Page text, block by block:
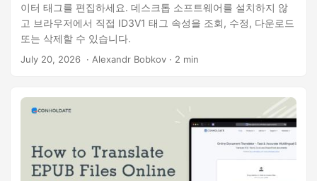
이터 태그를 편집하세요. 데스크톱 소프트웨어를 설치하지 않
고 브라우저에서 직접 ID3V1 태그 속성을 조회, 수정, 다운로드
또는 삭제할 수 있습니다.
July 20, 2026 ‎ · Alexandr Bobkov · 2 min